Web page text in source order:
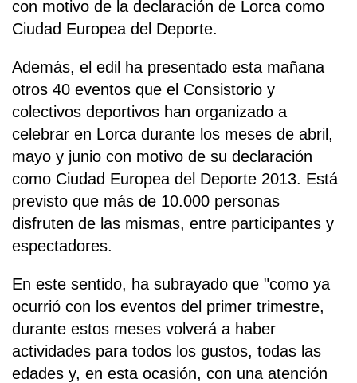
con motivo de la declaración de Lorca como
Ciudad Europea del Deporte.
Además, el edil ha presentado esta mañana
otros 40 eventos que el Consistorio y
colectivos deportivos han organizado a
celebrar en Lorca durante los meses de abril,
mayo y junio con motivo de su declaración
como Ciudad Europea del Deporte 2013. Está
previsto que más de 10.000 personas
disfruten de las mismas, entre participantes y
espectadores.
En este sentido, ha subrayado que "como ya
ocurrió con los eventos del primer trimestre,
durante estos meses volverá a haber
actividades para todos los gustos, todas las
edades y, en esta ocasión, con una atención